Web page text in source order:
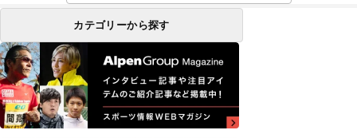
カテゴリーから探す